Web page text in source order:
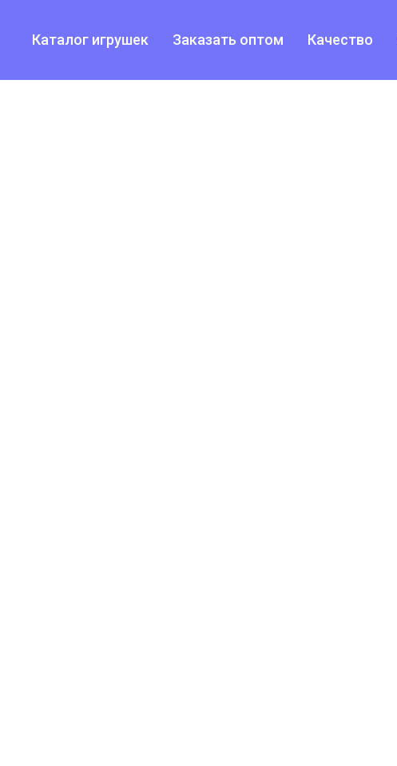
Каталог игрушек Заказать оптом Качество